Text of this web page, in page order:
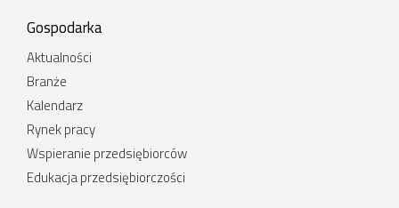
Gospodarka
Aktualności
Branże
Kalendarz
Rynek pracy
Wspieranie przedsiębiorców
Edukacja przedsiębiorczości